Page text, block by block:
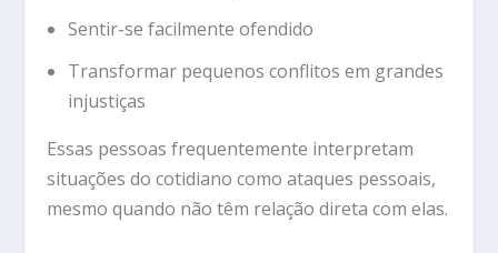
Sentir-se facilmente ofendido
Transformar pequenos conflitos em grandes
injustiças
Essas pessoas frequentemente interpretam
situações do cotidiano como ataques pessoais,
mesmo quando não têm relação direta com elas.